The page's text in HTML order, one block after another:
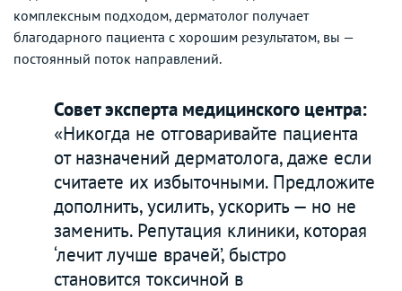
комплексным подходом, дерматолог получает
благодарного пациента с хорошим результатом, вы —
постоянный поток направлений.
Совет эксперта медицинского центра:
«Никогда не отговаривайте пациента
от назначений дерматолога, даже если
считаете их избыточными. Предложите
дополнить, усилить, ускорить — но не
заменить. Репутация клиники, которая
‘лечит лучше врачей’, быстро
становится токсичной в